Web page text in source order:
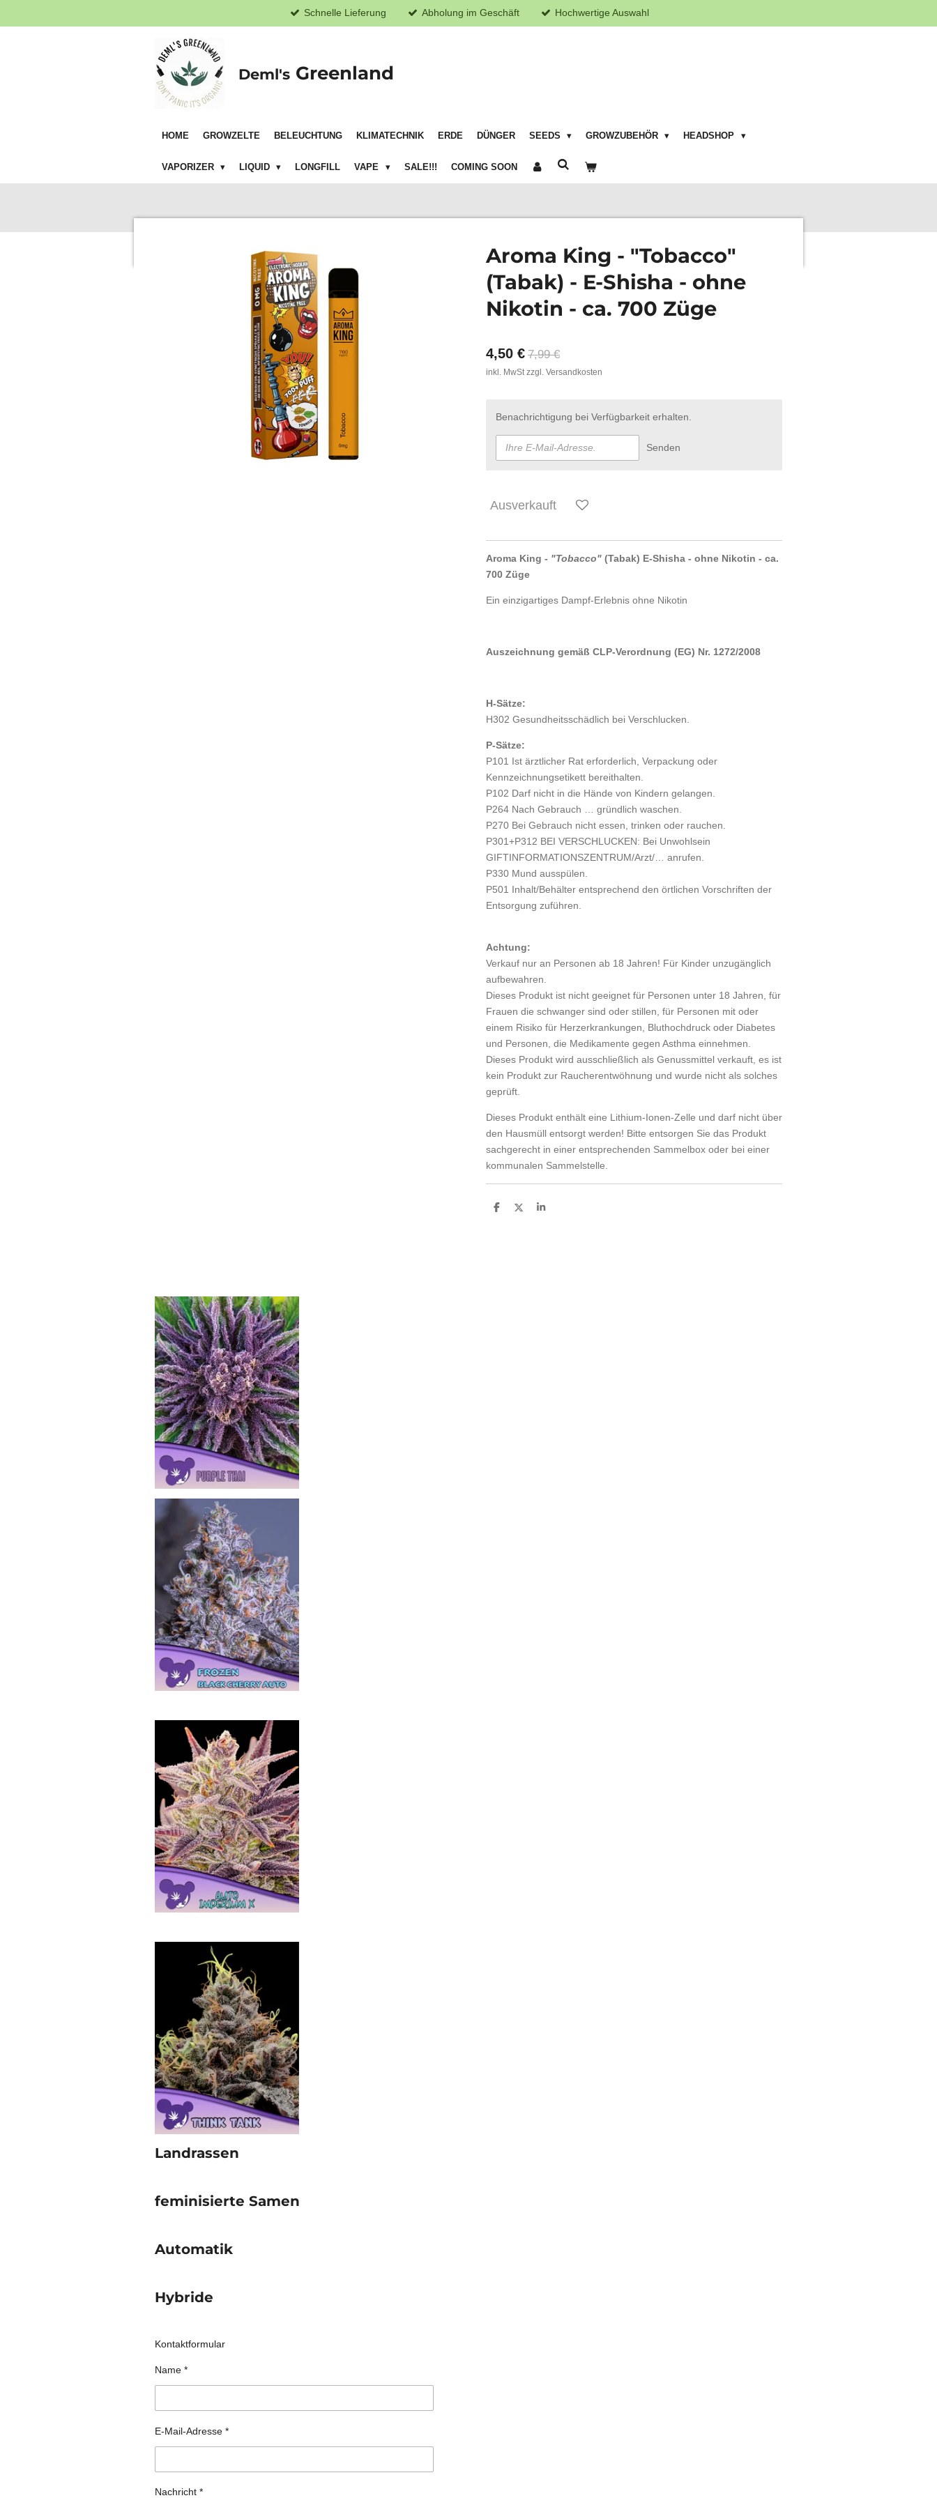
Hauptinhalt
Schnelle Lieferung Abholung im Geschäft Hochwertige Auswahl
Deml's Greenland
HOME GROWZELTE BELEUCHTUNG KLIMATECHNIK ERDE DÜNGER SEEDS GROWZUBEHÖR HEADSHOP
VAPORIZER LIQUID LONGFILL VAPE SALE!!! COMING SOON
Aroma King - "Tobacco"
(Tabak) - E-Shisha - ohne
Nikotin - ca. 700 Züge
4,50 € 7,99 €
inkl. MwSt zzgl. Versandkosten
Benachrichtigung bei Verfügbarkeit erhalten.
Senden
Ausverkauft
Aroma King - "Tobacco" (Tabak) E-Shisha - ohne Nikotin - ca.
700 Züge
Ein einzigartiges Dampf-Erlebnis ohne Nikotin
Auszeichnung gemäß CLP-Verordnung (EG) Nr. 1272/2008
H-Sätze:
H302 Gesundheitsschädlich bei Verschlucken.
P-Sätze:
P101 Ist ärztlicher Rat erforderlich, Verpackung oder
Kennzeichnungsetikett bereithalten.
P102 Darf nicht in die Hände von Kindern gelangen.
P264 Nach Gebrauch … gründlich waschen.
P270 Bei Gebrauch nicht essen, trinken oder rauchen.
P301+P312 BEI VERSCHLUCKEN: Bei Unwohlsein
GIFTINFORMATIONSZENTRUM/Arzt/… anrufen.
P330 Mund ausspülen.
P501 Inhalt/Behälter entsprechend den örtlichen Vorschriften der
Entsorgung zuführen.
Achtung:
Verkauf nur an Personen ab 18 Jahren! Für Kinder unzugänglich
aufbewahren.
Dieses Produkt ist nicht geeignet für Personen unter 18 Jahren, für
Frauen die schwanger sind oder stillen, für Personen mit oder
einem Risiko für Herzerkrankungen, Bluthochdruck oder Diabetes
und Personen, die Medikamente gegen Asthma einnehmen.
Dieses Produkt wird ausschließlich als Genussmittel verkauft, es ist
kein Produkt zur Raucherentwöhnung und wurde nicht als solches
geprüft.
Dieses Produkt enthält eine Lithium-Ionen-Zelle und darf nicht über
den Hausmüll entsorgt werden! Bitte entsorgen Sie das Produkt
sachgerecht in einer entsprechenden Sammelbox oder bei einer
kommunalen Sammelstelle.
T
T
T
Landrassen
feminisierte Samen
Automatik
Hybride
Kontaktformular
Name *
E-Mail-Adresse *
Nachricht *